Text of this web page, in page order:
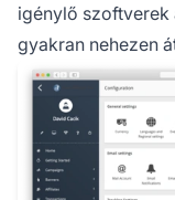
igénylő szoftverek
gyakran nehezen